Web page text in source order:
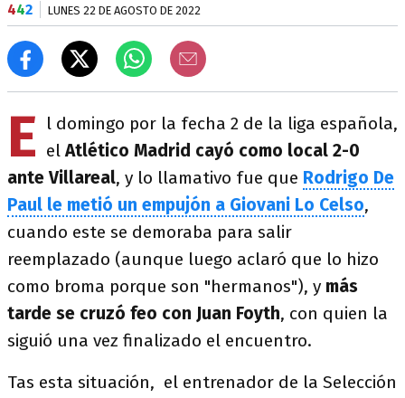
442 LUNES 22 DE AGOSTO DE 2022
E
l domingo por la fecha 2 de la liga española,
elAtlético Madrid cayó como local 2-0
ante Villareal, y lo llamativo fue que Rodrigo De
Paul le metió un empujón a Giovani Lo Celso,
cuando este se demoraba para salir
reemplazado (aunque luego aclaró que lo hizo
como broma porque son "hermanos"), y más
tarde se cruzó feo con Juan Foyth, con quien la
siguió una vez finalizado el encuentro.
Tas esta situación, el entrenador de la Selección